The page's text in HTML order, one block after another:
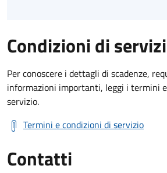
Condizioni di
Per conoscere i dettagli di scadenze,
informazioni importanti, leggi i termini
servizio.
Termini e condizioni di servizio
Contatti